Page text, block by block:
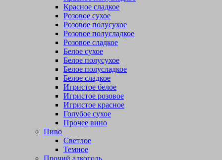
Красное сладкое
Розовое сухое
Розовое полусухое
Розовое полусладкое
Розовое сладкое
Белое сухое
Белое полусухое
Белое полусладкое
Белое сладкое
Игристое белое
Игристое розовое
Игристое красное
Голубое сухое
Прочее вино
Пиво
Светлое
Темное
Прочий алкоголь